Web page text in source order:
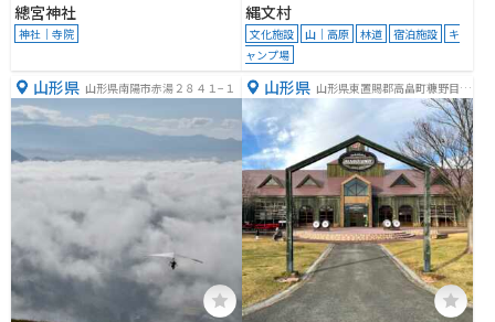
總宮神社
神社｜寺院
縄文村
文化施設 山｜高原 林道 宿泊施設
キ
ャンプ場
山形県 山形県南陽市赤湯２８４１−１ 山形県 山形県東置賜郡高畠町糠野目２